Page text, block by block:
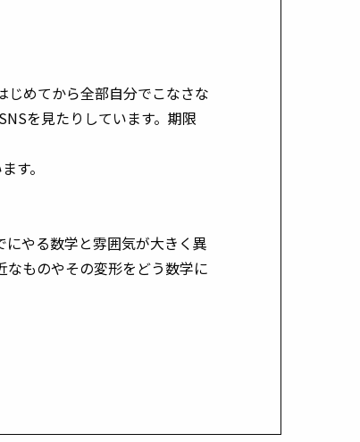
じめてから全部自分でこなさな
を見たりしています。期限
す。
やる数学と雰囲気が大きく異
ものやその変形をどう数学に